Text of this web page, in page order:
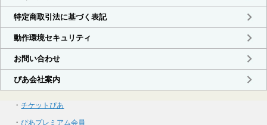
・チケットぴあ
・ぴあプレミアム会員